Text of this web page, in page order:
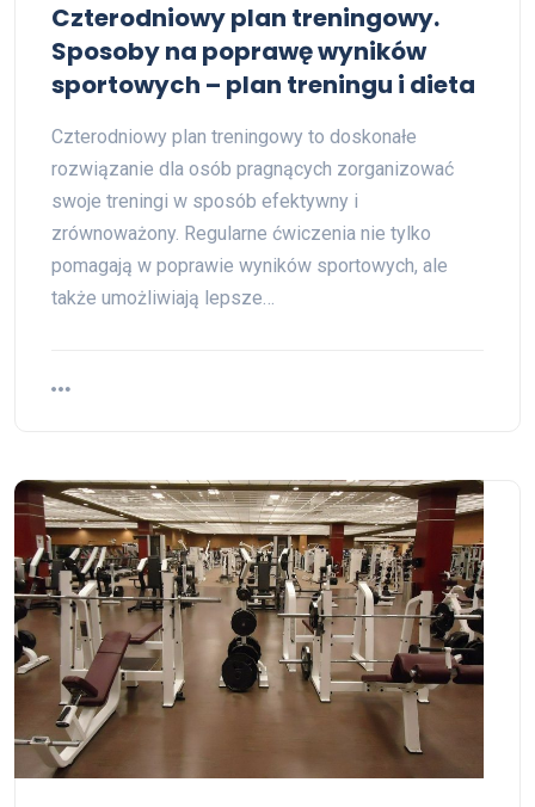
Czterodniowy plan treningowy.
Sposoby na poprawę wyników
sportowych – plan treningu i dieta
Czterodniowy plan treningowy to doskonałe
rozwiązanie dla osób pragnących zorganizować
swoje treningi w sposób efektywny i
zrównoważony. Regularne ćwiczenia nie tylko
pomagają w poprawie wyników sportowych, ale
także umożliwiają lepsze…